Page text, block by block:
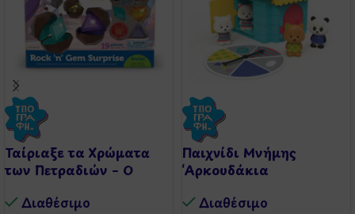
Ταίριαξε τα Χρώματα
των Πετραδιών – Ο
Διαθέσιμo
Παιχνίδι Μνήμης
‘Αρκουδάκια
Διαθέσιμo